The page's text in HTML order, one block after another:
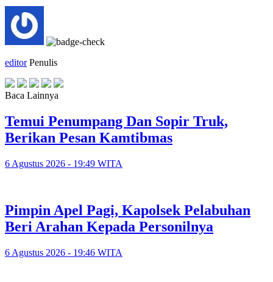
editor Penulis
Baca Lainnya
Temui Penumpang Dan Sopir Truk,
Berikan Pesan Kamtibmas
6 Agustus 2026 - 19:49 WITA
Pimpin Apel Pagi, Kapolsek Pelabuhan
Beri Arahan Kepada Personilnya
6 Agustus 2026 - 19:46 WITA